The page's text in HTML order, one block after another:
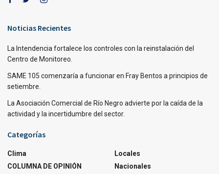
Noticias Recientes
La Intendencia fortalece los controles con la reinstalación del
Centro de Monitoreo.
SAME 105 comenzaría a funcionar en Fray Bentos a principios de
setiembre.
La Asociación Comercial de Río Negro advierte por la caída de la
actividad y la incertidumbre del sector.
Categorías
Clima
COLUMNA DE OPINIÓN
Locales
Nacionales